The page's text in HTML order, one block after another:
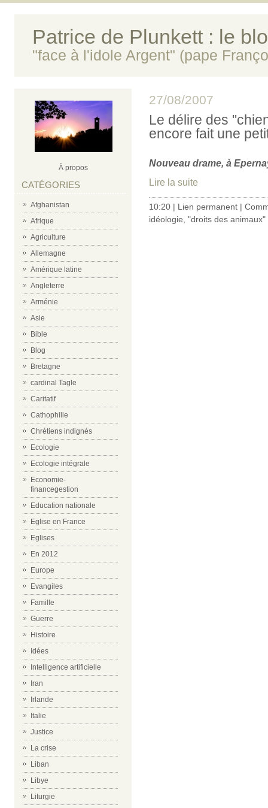
Patrice de Plunkett : le
"face à l'idole Argent" (pape
À propos
CATÉGORIES
Afghanistan
Afrique
Agriculture
Allemagne
Amérique latine
Angleterre
Arménie
Asie
Bible
Blog
Bretagne
cardinal Tagle
Caritatif
Cathophilie
Chrétiens indignés
Ecologie
Ecologie intégrale
Economie-
financegestion
Education nationale
Eglise en France
Eglises
En 2012
Europe
Evangiles
Famille
Guerre
Histoire
Idées
Intelligence artificielle
Iran
Irlande
Italie
Justice
La crise
Liban
Libye
Liturgie
27/08/2007
Le délire des
encore fait une
Nouveau drame, à
Lire la suite
10:20 | Lien permanent |
idéologie "droits des animaux"